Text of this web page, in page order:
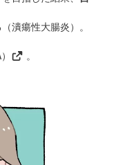
潰瘍性大腸炎）。
。